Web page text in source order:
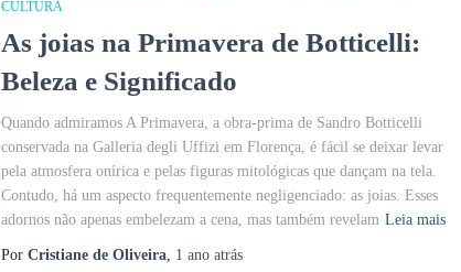
CULTURA
As joias na Primavera de Botticelli:
Beleza e Significado
Quando admiramos A Primavera, a obra-prima de Sandro Botticelli
conservada na Galleria degli Uffizi em Florença, é fácil se deixar levar
pela atmosfera onírica e pelas figuras mitológicas que dançam na tela.
Contudo, há um aspecto frequentemente negligenciado: as joias. Esses
adornos não apenas embelezam a cena, mas também revelam Leia mais
Por Cristiane de Oliveira, 1 ano atrás